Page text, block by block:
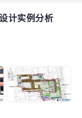
计实例分析